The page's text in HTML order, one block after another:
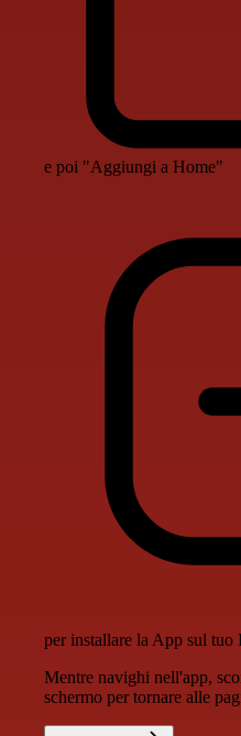
e poi "Aggiungi a Home"
per installare la App sul tuo
Mentre navighi nell'app,
schermo per tornare alle